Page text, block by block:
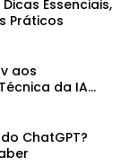
Essenciais,
Práticos
aos
da IA
ChatGPT?